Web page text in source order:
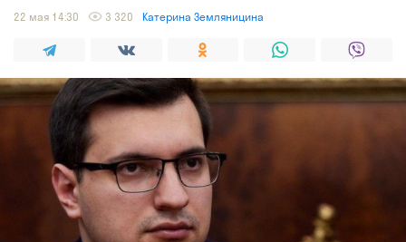
22 мая 14:30 3 320 Катерина Земляницина